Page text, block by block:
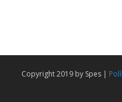
Copyright 2019 by Spes |